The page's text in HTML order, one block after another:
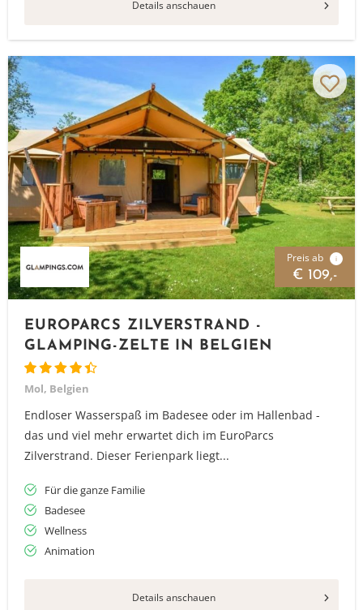
Details anschauen
Preis ab i
€ 109,-
EUROPARCS ZILVERSTRAND -
GLAMPING-ZELTE IN BELGIEN
Mol, Belgien
Endloser Wasserspaß im Badesee oder im Hallenbad -
das und viel mehr erwartet dich im EuroParcs
Zilverstrand. Dieser Ferienpark liegt...
Für die ganze Familie
Badesee
Wellness
Animation
Details anschauen